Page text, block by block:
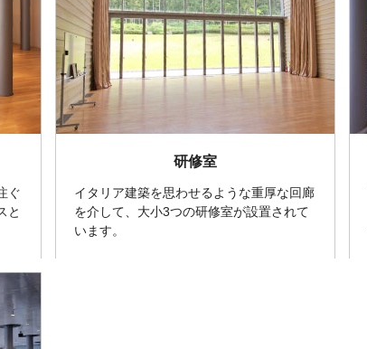
ぐ
と
研修室
イタリア建築を思わせるような重厚な回廊
を介して、大小3つの研修室が設置されて
います。